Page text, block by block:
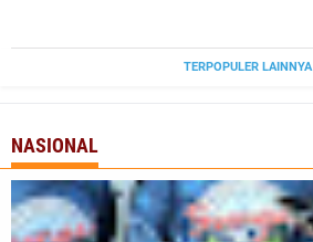
TERPOPULER LAINNYA
NASIONAL